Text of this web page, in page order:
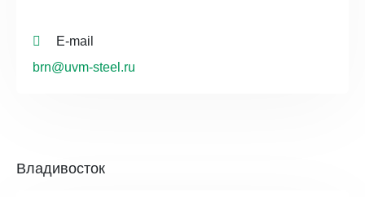
E-mail
brn@uvm-steel.ru
Владивосток